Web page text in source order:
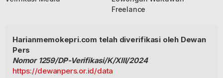
Freelance
Harianmemokepri.com telah diverifikasi oleh Dewan
Pers
Nomor 1259/DP-Verifikasi/K/XIII/2024
https://dewanpers.or.id/data